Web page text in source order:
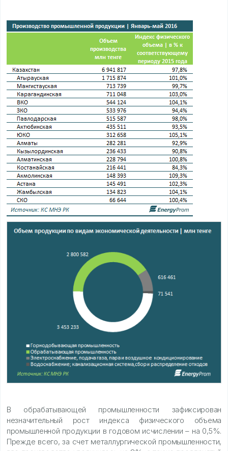
В обрабатывающей промышленности зафиксирован
незначительный рост индекса физического объема
промышленной продукции в годовом исчислении – на 0,5%.
Прежде всего, за счет металлургической промышленности,